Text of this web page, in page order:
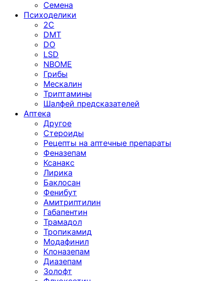
Семена
Психоделики
2C
DMT
DO
LSD
NBOME
Грибы
Мескалин
Триптамины
Шалфей предсказателей
Аптека
Другое
Стероиды
Рецепты на аптечные препараты
Феназепам
Ксанакс
Лирика
Баклосан
Фенибут
Амитриптилин
Габапентин
Трамадол
Тропикамид
Модафинил
Клоназепам
Диазепам
Золофт